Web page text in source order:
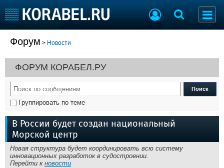
Судостроение
Пульс
Новости
Компании
Репутация
Работа
Крюинг
Журнал
Реклама
Доска объявлений
Продажа флота
Оборудование
Изделия
Услуги
Форум > Новости
ФОРУМ КОРАБЕЛ.РУ
Группировать по теме
В России будет создан национальный
Морской центр
Новая структура будет координировать всю систему
инновационных разработок в судостроении.
Перейти к новости